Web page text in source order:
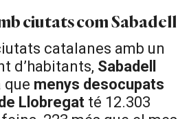
ciutats com Sabadell
catalanes amb un
d’habitants, Sabadell
que menys desocupats
Llobregat té 12.303